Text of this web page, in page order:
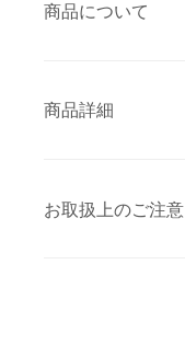
商品について
商品詳細
お取扱上のご注意